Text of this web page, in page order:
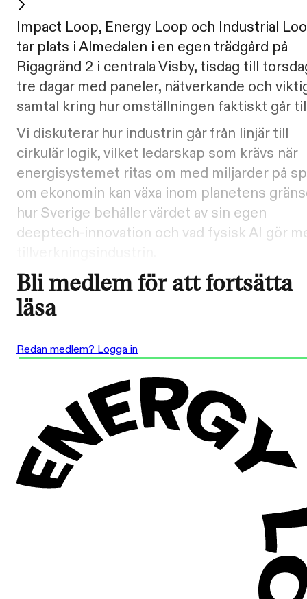
Impact Loop, Energy Loop och Industrial
tar plats i Almedalen i en egen trädgård på
Rigagränd 2 i centrala Visby, tisdag till
tre dagar med paneler, nätverkande och
samtal kring hur omställningen faktiskt går
Vi diskuterar hur industrin går från linjär till
cirkulär logik, vilket ledarskap som krävs när
energisystemet ritas om med miljarder på
om ekonomin kan växa inom planetens
hur Sverige behåller värdet av sin egen
deeptech-innovation och vad fysisk AI gör
Bli medlem för att fortsätta
läsa
Redan medlem? Logga in